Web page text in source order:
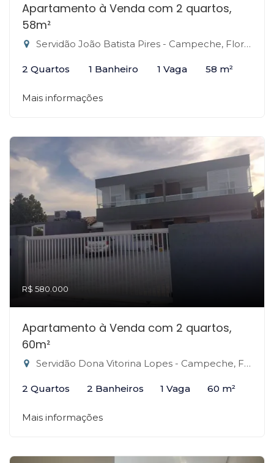
Apartamento à Venda com 2 quartos,
58m²
Servidão João Batista Pires - Campeche, Florianópolis-SC
2 Quartos 1 Banheiro 1 Vaga 58 m²
Mais informações
R$ 580.000
Apartamento à Venda com 2 quartos,
60m²
Servidão Dona Vitorina Lopes - Campeche, Florianópolis-SC
2 Quartos 2 Banheiros 1 Vaga 60 m²
Mais informações